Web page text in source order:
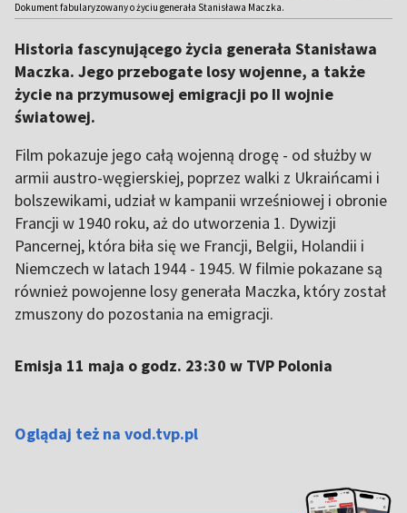
Dokument fabularyzowany o życiu generała Stanisława Maczka.
Historia fascynującego życia generała Stanisława
Maczka. Jego przebogate losy wojenne, a także
życie na przymusowej emigracji po II wojnie
światowej.
Film pokazuje jego całą wojenną drogę - od służby w
armii austro-węgierskiej, poprzez walki z Ukraińcami i
bolszewikami, udział w kampanii wrześniowej i obronie
Francji w 1940 roku, aż do utworzenia 1. Dywizji
Pancernej, która biła się we Francji, Belgii, Holandii i
Niemczech w latach 1944 - 1945. W filmie pokazane są
również powojenne losy generała Maczka, który został
zmuszony do pozostania na emigracji.
Emisja 11 maja o godz. 23:30 w TVP Polonia
Oglądaj też na vod.tvp.pl